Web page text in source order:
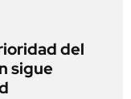
del
sigue